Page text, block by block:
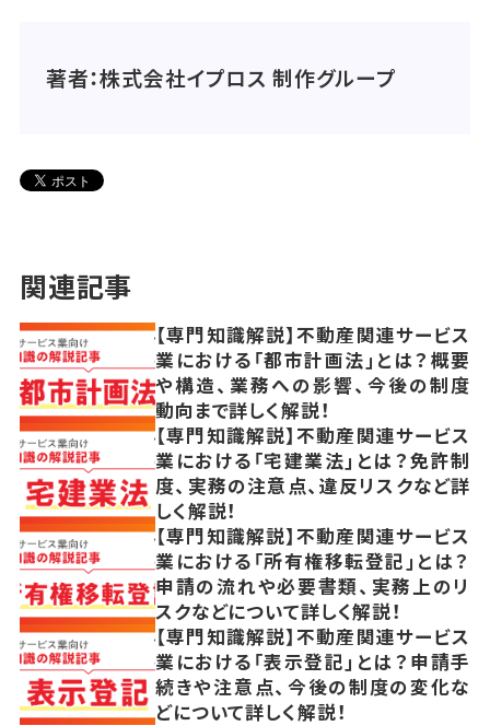
著者：株式会社イプロス 制作グループ
関連記事
【専門知識解説】不動産関連サービス
業における「都市計画法」とは？概要
や構造、業務への影響、今後の制度
動向まで詳しく解説！
【専門知識解説】不動産関連サービス
業における「宅建業法」とは？免許制
度、実務の注意点、違反リスクなど詳
しく解説！
【専門知識解説】不動産関連サービス
業における「所有権移転登記」とは？
申請の流れや必要書類、実務上のリ
スクなどについて詳しく解説！
【専門知識解説】不動産関連サービス
業における「表示登記」とは？申請手
続きや注意点、今後の制度の変化な
どについて詳しく解説！